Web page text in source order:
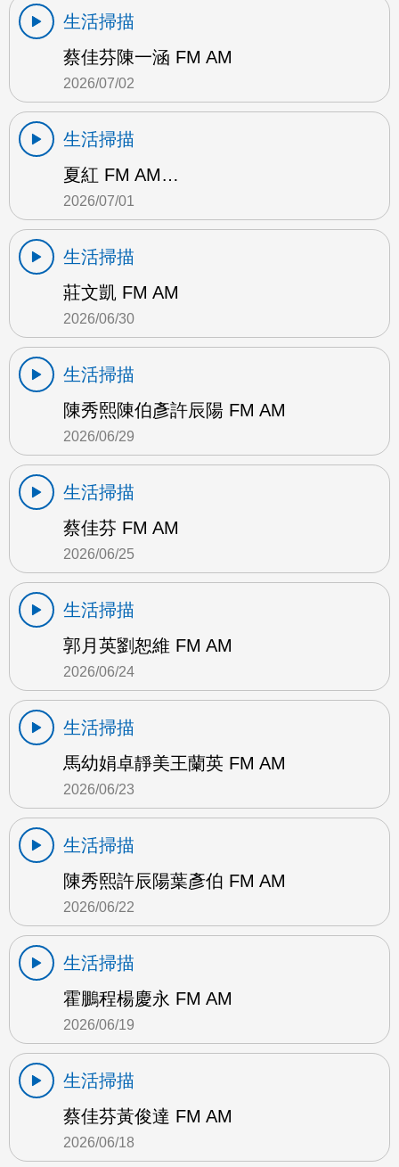
生活掃描
蔡佳芬陳一涵 FM AM
2026/07/02
生活掃描
夏紅 FM AM…
2026/07/01
生活掃描
莊文凱 FM AM
2026/06/30
生活掃描
陳秀熙陳伯彥許辰陽 FM AM
2026/06/29
生活掃描
蔡佳芬 FM AM
2026/06/25
生活掃描
郭月英劉恕維 FM AM
2026/06/24
生活掃描
馬幼娟卓靜美王蘭英 FM AM
2026/06/23
生活掃描
陳秀熙許辰陽葉彥伯 FM AM
2026/06/22
生活掃描
霍鵬程楊慶永 FM AM
2026/06/19
生活掃描
蔡佳芬黃俊達 FM AM
2026/06/18